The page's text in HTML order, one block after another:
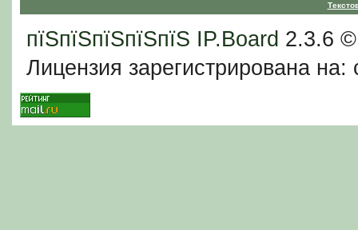
пїЅпїЅпїЅпїЅпїЅ IP.Board 2.3.6
Лицензия зарегистрирована